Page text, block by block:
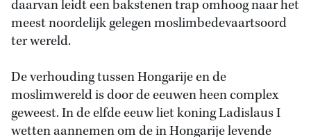
daarvan leidt een bakstenen trap omhoog naar het
meest noordelijk gelegen moslimbedevaartsoord
ter wereld.
De verhouding tussen Hongarije en de
moslimwereld is door de eeuwen heen complex
geweest. In de elfde eeuw liet koning Ladislaus I
wetten aannemen om de in Hongarije levende